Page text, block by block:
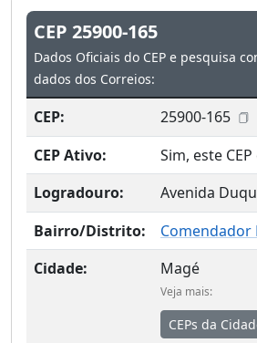
CEP 25900-165
Dados Oficiais do CEP e pesquisa
dados dos Correios:
CEP:
25900-165
CEP Ativo:
Sim, este
Logradouro:
Avenida
Bairro/Distrito:
Comendador
Cidade:
Magé
Veja mais:
CEPs da